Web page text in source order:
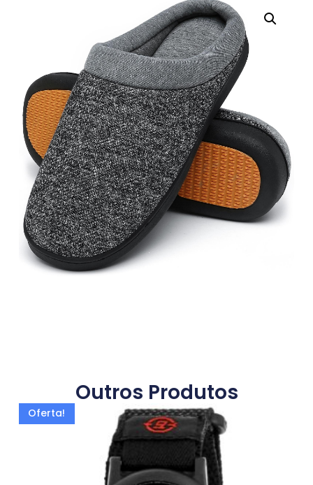
Outros Produtos
Oferta!